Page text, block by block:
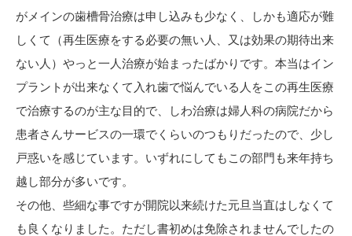
がメインの歯槽骨治療は申し込みも少なく、しかも適応が難
しくて（再生医療をする必要の無い人、又は効果の期待出来
ない人）やっと一人治療が始まったばかりです。本当はイン
プラントが出来なくて入れ歯で悩んでいる人をこの再生医療
で治療するのが主な目的で、しわ治療は婦人科の病院だから
患者さんサービスの一環でくらいのつもりだったので、少し
戸惑いを感じています。いずれにしてもこの部門も来年持ち
越し部分が多いです。
その他、些細な事ですが開院以来続けた元旦当直はしなくて
も良くなりました。ただし書初めは免除されませんでしたの